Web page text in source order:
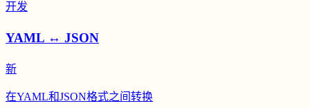
开发
YAML ↔ JSON
新
在YAML和JSON格式之间转换